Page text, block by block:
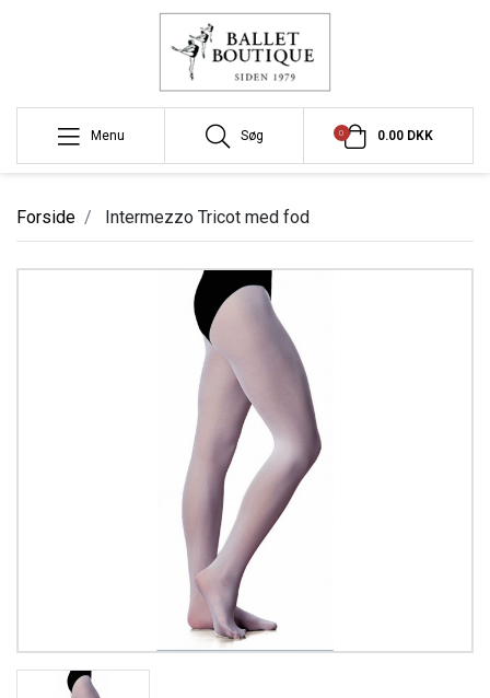
Menu Søg 0 0.00 DKK
Forside Intermezzo Tricot med fod